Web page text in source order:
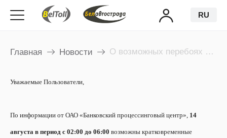
RU
Главная Новости О возможных перебоях в обслуживании банковских карт 14 августа
Уважаемые Пользователи,
По информации от ОАО «Банковский процессинговый центр», 14
августа в период с 02:00 до 06:00 возможны кратковременные